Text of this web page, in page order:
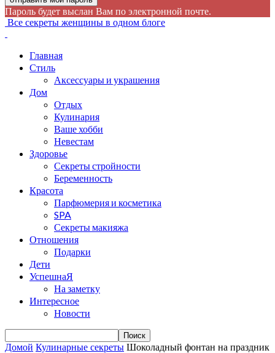
Пароль будет выслан Вам по электронной почте.
Все секреты женщины в одном блоге
Главная
Стиль
Аксессуары и украшения
Дом
Отдых
Кулинария
Ваше хобби
Невестам
Здоровье
Секреты стройности
Беременность
Красота
Парфюмерия и косметика
SPA
Секреты макияжа
Отношения
Подарки
Дети
УспешнаЯ
На заметку
Интересное
Новости
Домой Кулинарные секреты Шоколадный фонтан на праздник